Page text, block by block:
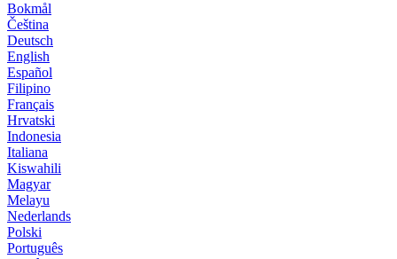
Bokmål
Čeština
Deutsch
English
Español
Filipino
Français
Hrvatski
Indonesia
Italiana
Kiswahili
Magyar
Melayu
Nederlands
Polski
Português